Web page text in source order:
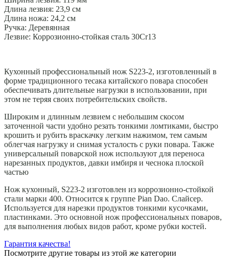
Длина лезвия: 23,9 см
Длина ножа: 24,2 см
Ручка: Деревянная
Лезвие: Коррозионно-стойкая сталь 30Cr13
Кухонный профессиональный нож S223-2, изготовленный в
форме традиционного тесака китайского повара способен
обеспечивать длительные нагрузки в использовании, при
этом не теряя своих потребительских свойств.
Широким и длинным лезвием с небольшим скосом
заточенной части удобно резать тонкими ломтиками, быстро
крошить и рубить враскачку легким нажимом, тем самым
облегчая нагрузку и снимая усталость с руки повара. Также
универсальный поварской нож используют для переноса
нарезанных продуктов, давки имбиря и чеснока плоской
частью
Нож кухонный, S223-2 изготовлен из коррозионно-стойкой
стали марки 400. Относится к группе Pian Dao. Слайсер.
Используется для нарезки продуктов тонкими кусочками,
пластинками. Это основной нож профессиональных поваров,
для выполнения любых видов работ, кроме рубки костей.
Гарантия качества!
Посмотрите другие товары из этой же категории